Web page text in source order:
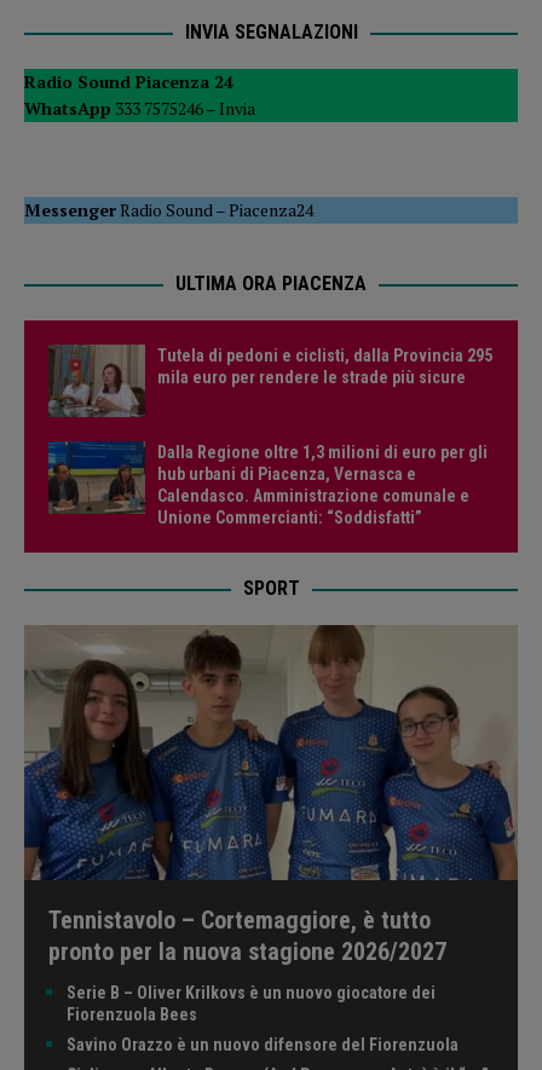
INVIA SEGNALAZIONI
Radio Sound Piacenza 24
WhatsApp 333 7575246 – Invia
MessengerRadio Sound–Piacenza24
ULTIMA ORA PIACENZA
Tutela di pedoni e ciclisti, dalla Provincia 295
mila euro per rendere le strade più sicure
Dalla Regione oltre 1,3 milioni di euro per gli
hub urbani di Piacenza, Vernasca e
Calendasco. Amministrazione comunale e
Unione Commercianti: “Soddisfatti”
SPORT
Tennistavolo – Cortemaggiore, è tutto
pronto per la nuova stagione 2026/2027
Serie B – Oliver Krilkovs è un nuovo giocatore dei
Fiorenzuola Bees
Savino Orazzo è un nuovo difensore del Fiorenzuola